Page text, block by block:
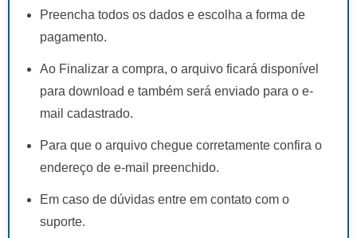
Preencha todos os dados e escolha a forma de
pagamento.
Ao Finalizar a compra, o arquivo ficará disponível
para download e também será enviado para o e-
mail cadastrado.
Para que o arquivo chegue corretamente confira o
endereço de e-mail preenchido.
Em caso de dúvidas entre em contato com o
suporte.